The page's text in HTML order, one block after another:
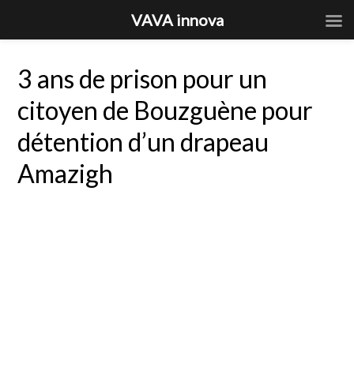
3 ans de prison pour un
citoyen de Bouzguène pour
détention d’un drapeau
Amazigh
VAVA innova